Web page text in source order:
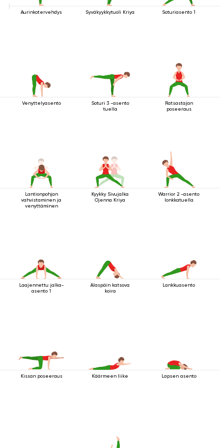
Aurinkotervehdys Syväkyykkytuoli Kriya Soturiasento 1
Venyttelyasento
Soturi 3 -asento
tuella
Ratsastajan
poseeraus
Lantionpohjan
vahvistaminen ja
venyttäminen
Kyykky Sivujalka
Ojenna Kriya
Warrior 2 -asento
lonkkatuella
Laajennettu jalka-
asento 1
Alaspäin katsova
koira
Lankkuasento
Kissan poseeraus Käärmeen liike Lapsen asento